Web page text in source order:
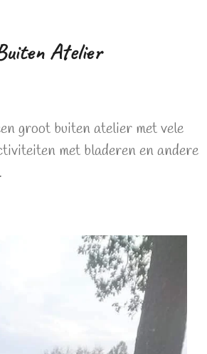
Atelier
groot buiten atelier met vele
met bladeren en andere